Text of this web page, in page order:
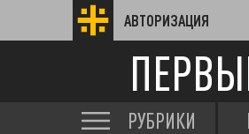
АВТОРИЗАЦИЯ
РУБРИКИ